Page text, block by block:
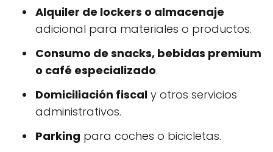
Alquiler de lockers o almacenaje
adicional para materiales o productos.
Consumo de snacks, bebidas premium
o café especializado.
Domiciliación fiscal y otros servicios
administrativos.
Parking para coches o bicicletas.